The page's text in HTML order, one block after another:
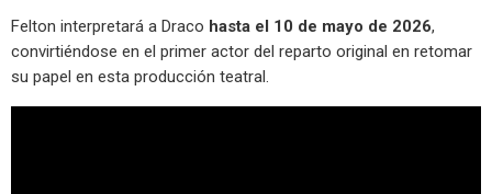
Felton interpretará a Draco hasta el 10 de mayo de 2026,
convirtiéndose en el primer actor del reparto original en retomar
su papel en esta producción teatral.